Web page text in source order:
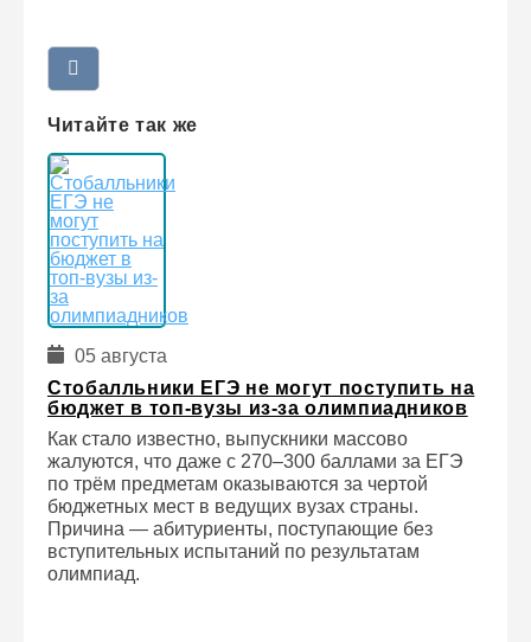
Читайте так же
05 августа
Стобалльники ЕГЭ не могут поступить на
бюджет в топ-вузы из-за олимпиадников
Как стало известно, выпускники массово
жалуются, что даже с 270–300 баллами за ЕГЭ
по трём предметам оказываются за чертой
бюджетных мест в ведущих вузах страны.
Причина — абитуриенты, поступающие без
вступительных испытаний по результатам
олимпиад.